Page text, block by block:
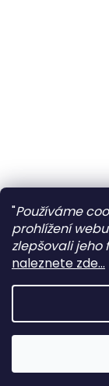
"Používáme
prohlížení
zlepšovali jeho
naleznete zde...